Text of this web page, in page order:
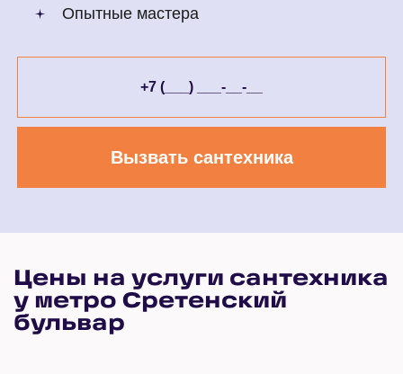
Опытные мастера
Вызвать сантехника
Цены на услуги сантехника
у метро Сретенский
бульвар